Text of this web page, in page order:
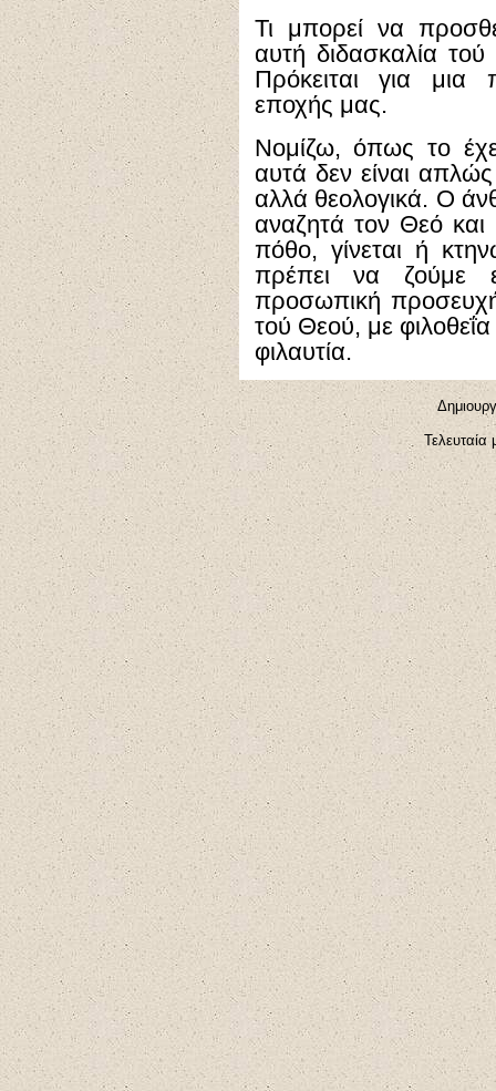
Τι μπορεί να
αυτή διδασκαλία
Πρόκειται για μια
εποχής μας.
Νομίζω, όπως το
αυτά δεν είναι
αλλά θεολογικά. Ο
αναζητά τον Θεό και
πόθο, γίνεται ή
πρέπει να ζούμε
προσωπική
τού Θεού, με
φιλαυτία.